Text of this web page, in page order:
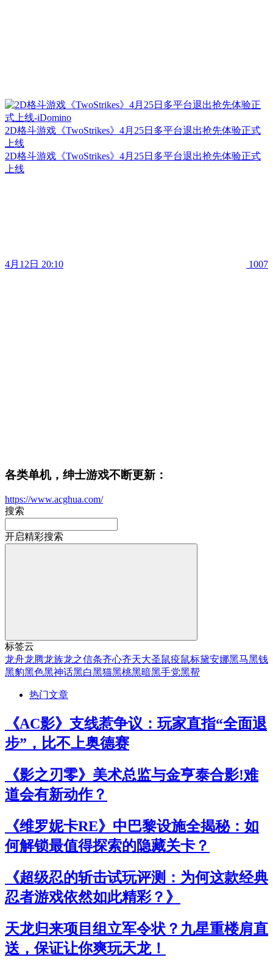
2D格斗游戏《TwoStrikes》4月25日多平台退出抢先体验正式
上线
2D格斗游戏《TwoStrikes》4月25日多平台退出抢先体验正式
上线
4月12日 20:10 1007
各类单机，绅士游戏不断更新：
https://www.acghua.com/
搜索
开启精彩搜索
标签云
龙舟龙腾龙族龙之信条齐心齐天大圣鼠疫鼠标黛安娜黑马黑钱
黑豹黑色黑神话黑白黑猫黑桃黑暗黑手党黑帮
热门文章
《AC影》支线惹争议：玩家直指“全面退
步”，比不上奥德赛
《影之刃零》美术总监与金亨泰合影!难
道会有新动作？
《维罗妮卡RE》中巴黎设施全揭秘：如
何解锁最值得探索的隐藏关卡？
《超级忍的斩击试玩评测：为何这款经典
忍者游戏依然如此精彩？》
天龙归来项目组立军令状？九星重楼肩直
送，保证让你爽玩天龙！